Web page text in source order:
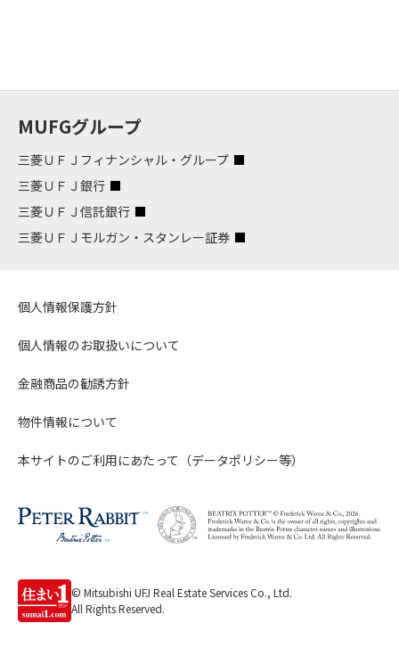
MUFGグループ
三菱ＵＦＪフィナンシャル・グループ
三菱ＵＦＪ銀行
三菱ＵＦＪ信託銀行
三菱ＵＦＪモルガン・スタンレー証券
個人情報保護方針
個人情報のお取扱いについて
金融商品の勧誘方針
物件情報について
本サイトのご利用にあたって（データポリシー等）
© Mitsubishi UFJ Real Estate Services Co., Ltd.
All Rights Reserved.